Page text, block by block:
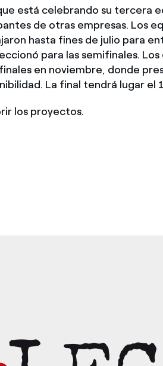
nuestras
México
Norteamérica
está celebrando su tercera
de otras empresas. Los
hasta fines de julio para
para las semifinales.
en noviembre, donde
La final tendrá lugar el
los proyectos.